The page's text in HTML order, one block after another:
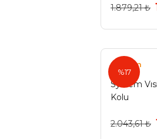
1.879,21 ₺
%17
System
System
Kolu
2.043,61 ₺